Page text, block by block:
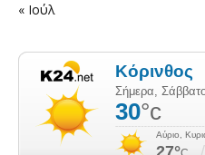
« Ιούλ